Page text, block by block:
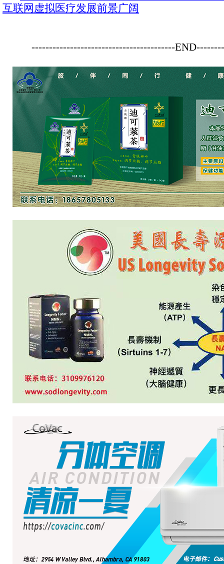
互联网虚拟医疗发展前景广阔
-----------------------------------------